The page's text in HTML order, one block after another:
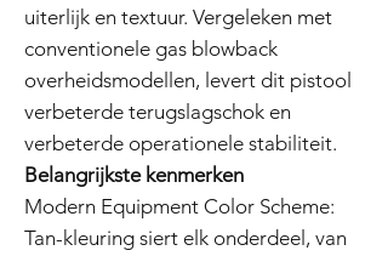
uiterlijk en textuur. Vergeleken met
conventionele gas blowback
overheidsmodellen, levert dit pistool
verbeterde terugslagschok en
verbeterde operationele stabiliteit.
Belangrijkste kenmerken
Modern Equipment Color Scheme:
Tan-kleuring siert elk onderdeel, van